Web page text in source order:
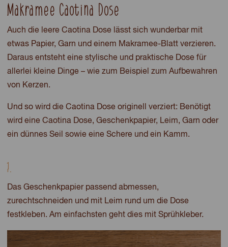
Makramee Caotina Dose
Auch die leere Caotina Dose lässt sich wunderbar mit
etwas Papier, Garn und einem Makramee-Blatt verzieren.
Daraus entsteht eine stylische und praktische Dose für
allerlei kleine Dinge – wie zum Beispiel zum Aufbewahren
von Kerzen.
Und so wird die Caotina Dose originell verziert: Benötigt
wird eine Caotina Dose, Geschenkpapier, Leim, Garn oder
ein dünnes Seil sowie eine Schere und ein Kamm.
1.
Das Geschenkpapier passend abmessen,
zurechtschneiden und mit Leim rund um die Dose
festkleben. Am einfachsten geht dies mit Sprühkleber.